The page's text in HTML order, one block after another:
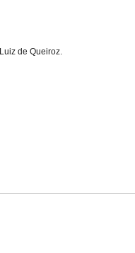
Luiz de Queiroz.